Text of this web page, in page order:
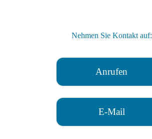
Nehmen Sie Kontakt auf:
Anrufen
E-Mail